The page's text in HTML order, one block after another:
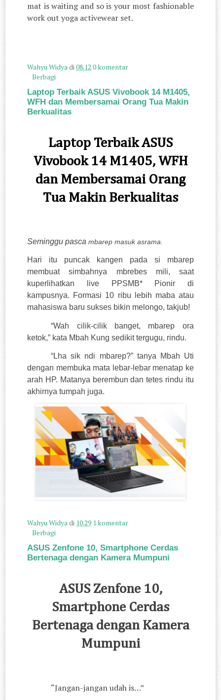
mat is waiting and so is your most fashionable
work out yoga activewear set.
Wahyu Widyadi08.12 0 komentar
Berbagi
Laptop Terbaik ASUS Vivobook 14 M1405,
WFH dan Membersamai Orang Tua Makin
Berkualitas
Laptop Terbaik ASUS
Vivobook 14 M1405, WFH
dan Membersamai Orang
Tua Makin Berkualitas
Seminggupascambarep masuk asrama.
Hari itu puncak kangen pada si mbarep
membuat simbahnya mbrebes mili, saat
kuperlihatkan live PPSMB* Pionir di
kampusnya. Formasi 10 ribu lebih maba atau
mahasiswa baru sukses bikin melongo, takjub!
“Wah cilik-cilik banget, mbarep ora
ketok,” kata Mbah Kung sedikit tergugu, rindu.
“Lha sik ndi mbarep?” tanya Mbah Uti
dengan membuka mata lebar-lebar menatap ke
arah HP. Matanya berembun dan tetes rindu itu
akhirnya tumpah juga.
Wahyu Widyadi 10.29 1 komentar
Berbagi
ASUS Zenfone 10, Smartphone Cerdas
Bertenaga dengan Kamera Mumpuni
ASUS Zenfone 10,
Smartphone Cerdas
Bertenaga dengan Kamera
Mumpuni
“Jangan-jangan udah is…”